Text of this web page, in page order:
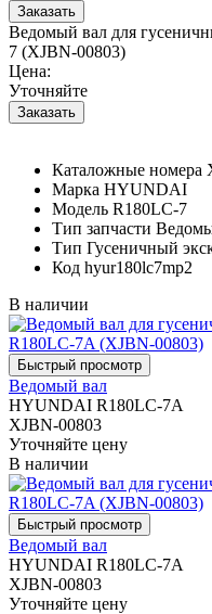
Ведомый вал для
7 (XJBN-00803)
Цена:
Уточняйте
Каталожные номера
Марка HYUNDAI
Модель R180LC-7
Тип запчасти
Тип Гусеничный
Код hyur180lc7mp2
В наличии
Ведомый вал
HYUNDAI R180LC-7A
XJBN-00803
Уточняйте цену
В наличии
Ведомый вал
HYUNDAI R180LC-7A
XJBN-00803
Уточняйте цену